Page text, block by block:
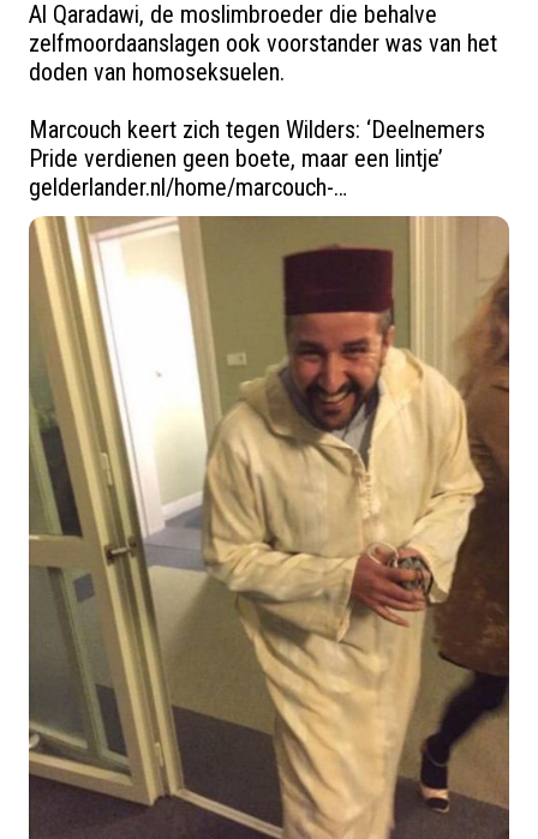
Al Qaradawi, de moslimbroeder die behalve
zelfmoordaanslagen ook voorstander was van het
doden van homoseksuelen.
Marcouch keert zich tegen Wilders: ‘Deelnemers
gelderlander.nl/home/marcouch-…